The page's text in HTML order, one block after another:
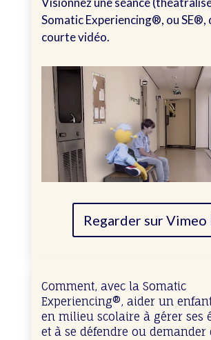
Somatic Experiencing®, ou SE®,
courte vidéo.
Regarder sur Vimeo
Comment, avec la Somatic
Experiencing®, aider un
en milieu scolaire à gérer ses
et à se défendre ou demander